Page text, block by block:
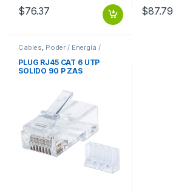
$76.37 $87.79
Cables Poder / Energía /
Alimentación
PLUG RJ45 CAT 6 UTP
SOLIDO 90 P ZAS